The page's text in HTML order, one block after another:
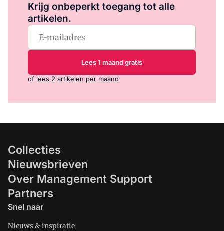
Krijg onbeperkt toegang tot alle
artikelen.
Lees 1 maand gratis
of lees 2 artikelen per maand
Collecties
Nieuwsbrieven
Over Management Support
Partners
Snel naar
Nieuws & inspiratie